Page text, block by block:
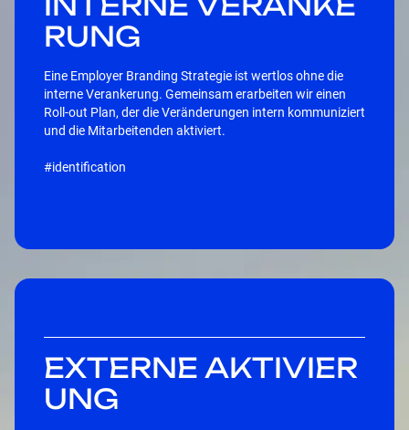
RUNG
Eine Employer Branding Strategie ist wertlos ohne die
interne Verankerung. Gemeinsam erarbeiten wir einen
Roll-out Plan, der die Veränderungen intern kommuniziert
und die Mitarbeitenden aktiviert.
#identification
EXTERNE AKTIVIER
UNG